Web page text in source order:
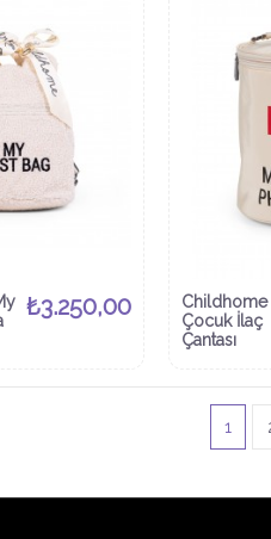
₺3.250,00
Çocuk İlaç
Çantası
1